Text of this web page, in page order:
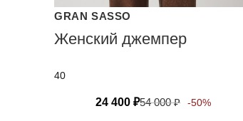
GRAN SASSO
Женский джемпер
40
24 400₽54 000₽ -50%